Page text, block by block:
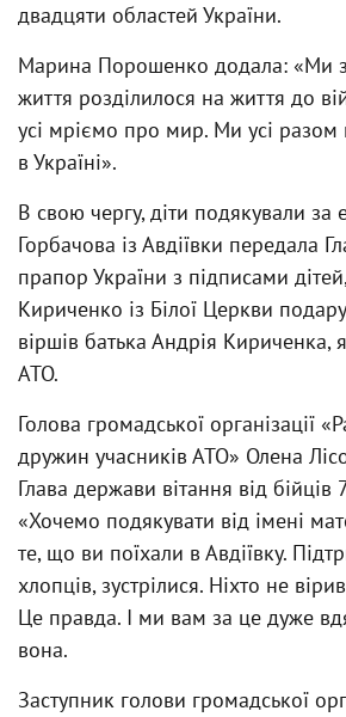
двадцяти областей України.
Марина Порошенко додала: «Ми
життя розділилося на життя до
усі мріємо про мир. Ми усі
в Україні».
В свою чергу, діти подякували за
Горбачова із Авдіївки передала
прапор України з підписами
Кириченко із Білої Церкви
віршів батька Андрія Кириченка,
АТО.
Голова громадської організації
дружин учасників АТО» Олена
Глава держави вітання від бійців
«Хочемо подякувати від імені
те, що ви поїхали в Авдіївку.
хлопців, зустрілися. Ніхто не
Це правда. І ми вам за це дуже
вона.
Заступник голови громадської